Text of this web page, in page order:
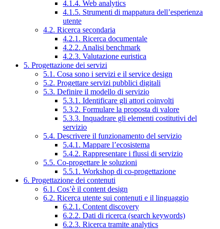
4.1.4. Web analytics
4.1.5. Strumenti di mappatura dell’esperienza
utente
4.2. Ricerca secondaria
4.2.1. Ricerca documentale
4.2.2. Analisi benchmark
4.2.3. Valutazione euristica
5. Progettazione dei servizi
5.1. Cosa sono i servizi e il service design
5.2. Progettare servizi pubblici digitali
5.3. Definire il modello di servizio
5.3.1. Identificare gli attori coinvolti
5.3.2. Formulare la proposta di valore
5.3.3. Inquadrare gli elementi costitutivi del
servizio
5.4. Descrivere il funzionamento del servizio
5.4.1. Mappare l’ecosistema
5.4.2. Rappresentare i flussi di servizio
5.5. Co-progettare le soluzioni
5.5.1. Workshop di co-progettazione
6. Progettazione dei contenuti
6.1. Cos’è il content design
6.2. Ricerca utente sui contenuti e il linguaggio
6.2.1. Content discovery
6.2.2. Dati di ricerca (search keywords)
6.2.3. Ricerca tramite analytics